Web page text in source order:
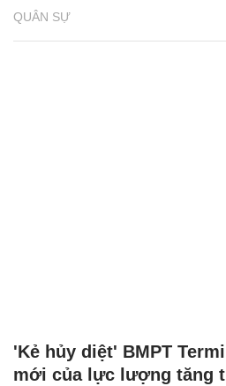
QUÂN SỰ
'Kẻ hủy diệt' BMPT
mới của lực lượng tăng